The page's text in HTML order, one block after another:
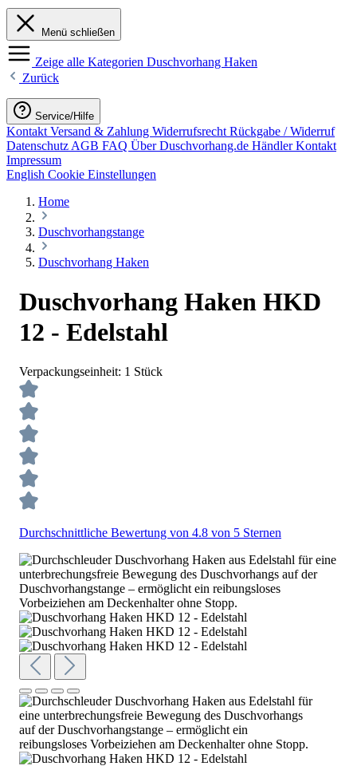
Menü schließen
Zeige alle Kategorien Duschvorhang Haken
Zurück
Service/Hilfe
Kontakt Versand & Zahlung Widerrufsrecht Rückgabe / Widerruf
Datenschutz AGB FAQ Über Duschvorhang.de Händler Kontakt
Impressum
English Cookie Einstellungen
Home
Duschvorhangstange
Duschvorhang Haken
Duschvorhang Haken HKD
12 - Edelstahl
Verpackungseinheit: 1 Stück
Durchschnittliche Bewertung von 4.8 von 5 Sternen